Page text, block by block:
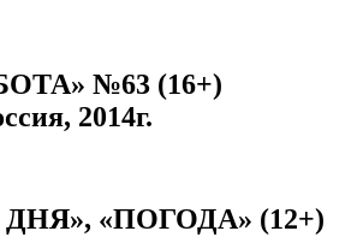
№63 (16+)
2014г.
«ПОГОДА» (12+)